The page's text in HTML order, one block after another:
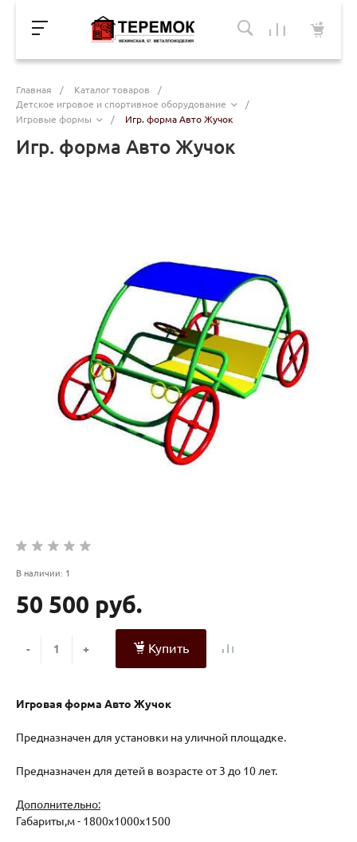
Главная / Каталог товаров
/
Детское игровое и спортивное оборудование
/
Игровые формы
/ Игр. форма Авто Жучок
Игр. форма Авто Жучок
В наличии: 1
50 500 руб.
- + Купить
Игровая форма Авто Жучок
Предназначен для установки на уличной площадке.
Предназначен для детей в возрасте от 3 до 10 лет.
Дополнительно:
Габариты,м - 1800х1000х1500